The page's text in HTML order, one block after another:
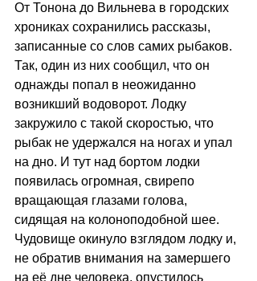
От Тонона до Вильнева в городских
хрониках сохранились рассказы,
записанные со слов самих рыбаков.
Так, один из них сообщил, что он
однажды попал в неожиданно
возникший водоворот. Лодку
закружило с такой скоростью, что
рыбак не удержался на ногах и упал
на дно. И тут над бортом лодки
появилась огромная, свирепо
вращающая глазами голова,
сидящая на колоноподобной шее.
Чудовище окинуло взглядом лодку и,
не обратив внимания на замершего
на её дне человека, опустилось